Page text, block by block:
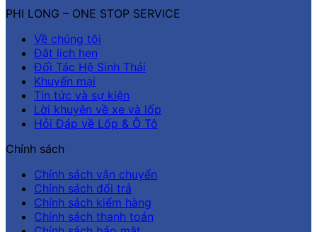
PHI LONG – ONE STOP SERVICE
Về chúng tôi
Đặt lịch hẹn
Đối Tác Hệ Sinh Thái
Khuyến mại
Tin tức và sự kiện
Lời khuyên về xe và lốp
Hỏi Đáp về Lốp & Ô Tô
Chính sách
Chính sách vận chuyển
Chính sách đổi trả
Chính sách kiểm hàng
Chính sách thanh toán